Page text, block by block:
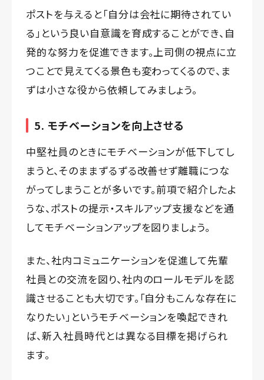
ポストを与えると「自分は会社に期待されてい
る」という良い自意識を育成することができ、自
発的な努力を促進できます。上司側の視点に立
つことで見えてくる景色も変わってくるので、ま
ずは小さな役から依頼してみましょう。
5. モチベーションを向上させる
中堅社員のときにモチベーションが低下してし
まうと、そのままずるずる改善せず離職につな
がってしまうことが多いです。前項で紹介したよ
うな、ポストの提示・スキルアップ支援などを通
してモチベーションアップを図りましょう。
また、社内コミュニケーションを促進して先輩
社員との交流を図り、社内のロールモデルを認
識させることも大切です。「自分もこんな存在に
なりたい」というモチベーションを喚起できれ
ば、新入社員時代とは異なる目標を掲げられ
ます。